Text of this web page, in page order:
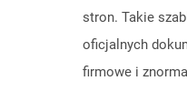
stron. Takie
oficjalnych
firmowe i